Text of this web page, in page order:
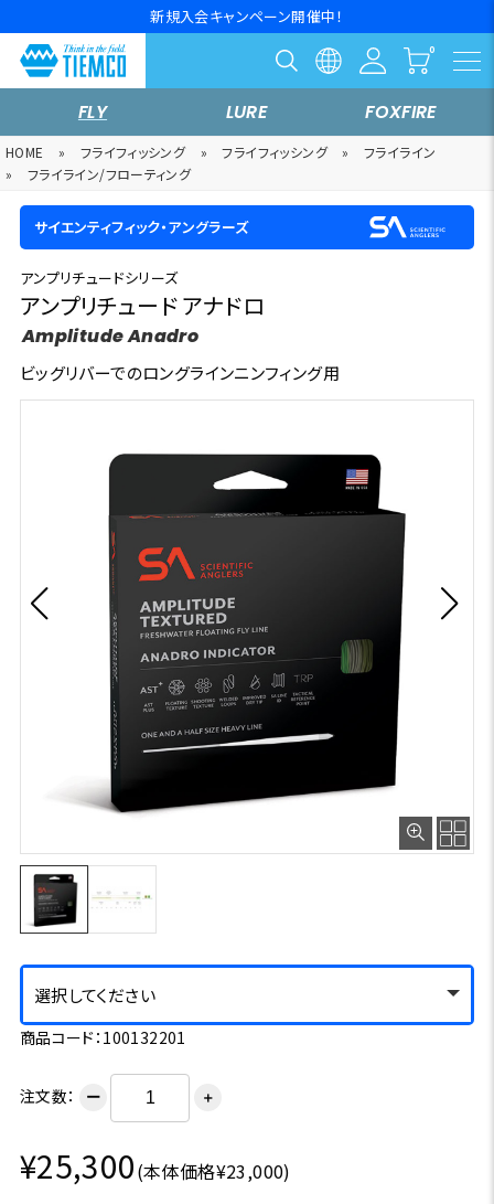
新規入会キャンペーン開催中！
FLY LURE FOXFIRE
HOME » フライフィッシング » フライフィッシング »
フライライン
»
フライライン/フローティング
サイエンティフィック・アングラーズ
アンプリチュードシリーズ
アンプリチュード アナドロ
Amplitude Anadro
ビッグリバーでのロングラインニンフィング用
選択してください
商品コード：100132201
注文数： ー ＋
¥25,300(本体価格¥23,000)